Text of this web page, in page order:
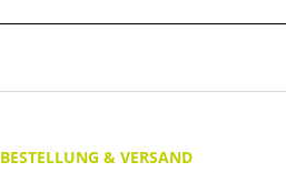
BESTELLUNG & VERSAND